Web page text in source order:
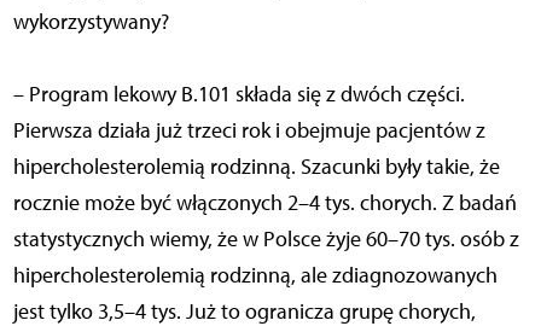
wykorzystywany?
– Program lekowy B.101 składa się z dwóch części.
Pierwsza działa już trzeci rok i obejmuje pacjentów z
hipercholesterolemią rodzinną. Szacunki były takie, że
rocznie może być włączonych 2–4 tys. chorych. Z badań
statystycznych wiemy, że w Polsce żyje 60–70 tys. osób z
hipercholesterolemią rodzinną, ale zdiagnozowanych
jest tylko 3,5–4 tys. Już to ogranicza grupę chorych,